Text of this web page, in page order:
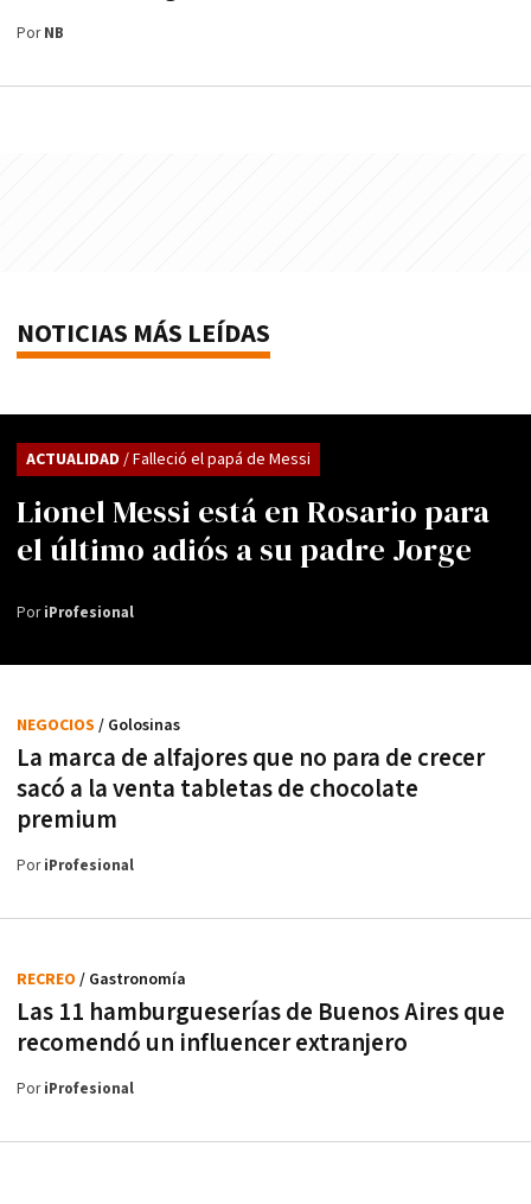
PorNB
NOTICIAS MÁS LEÍDAS
Lionel Messi está en Rosario para
el último adiós a su padre Jorge
ACTUALIDAD / Falleció el papá de Messi
PoriProfesional
La marca de alfajores que no para de crecer
sacó a la venta tabletas de chocolate
premium
NEGOCIOS / Golosinas
PoriProfesional
Las 11 hamburgueserías de Buenos Aires que
recomendó un influencer extranjero
RECREO / Gastronomía
PoriProfesional